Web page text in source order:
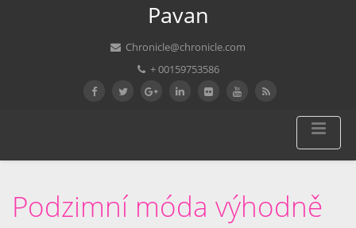
Pavan
Chronicle@chronicle.com
+ 00159753586
Podzimní móda výhodně